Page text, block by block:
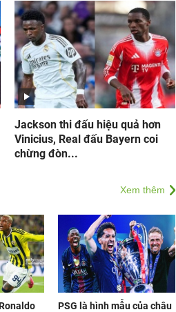
Jackson thi đấu hiệu quả hơn
Vinicius, Real đấu Bayern coi
chừng đòn...
Xem thêm
PSG là hình mẫu của châu